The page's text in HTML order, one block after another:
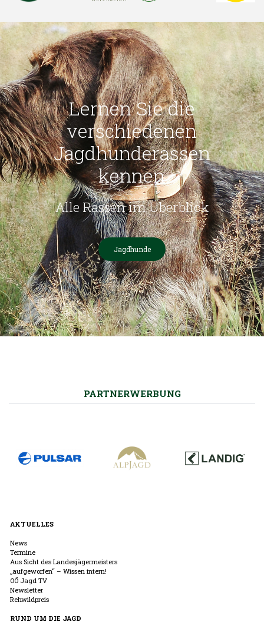
Lernen Sie die
verschiedenen
Jagdhunderassen
kennen
Alle Rassen im Überblick
Jagdhunde
PARTNERWERBUNG
AKTUELLES
News
Termine
Aus Sicht des Landesjägermeisters
„aufgeworfen“ – Wissen intern!
OÖ Jagd TV
Newsletter
Rehwildpreis
RUND UM DIE JAGD